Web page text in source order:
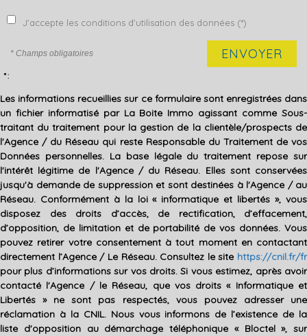
J'accepte les conditions d'utilisation des données (*)
* Champs obligatoires ENVOYER
* :
Les informations recueillies sur ce formulaire sont enregistrées dans
un fichier informatisé par La Boite Immo agissant comme Sous-
traitant du traitement pour la gestion de la clientèle/prospects de
l'Agence / du Réseau qui reste Responsable du Traitement de vos
Données personnelles. La base légale du traitement repose sur
l'intérêt légitime de l'Agence / du Réseau. Elles sont conservées
jusqu'à demande de suppression et sont destinées à l'Agence / au
Réseau. Conformément à la loi « informatique et libertés », vous
disposez des droits d’accès, de rectification, d’effacement,
d’opposition, de limitation et de portabilité de vos données. Vous
pouvez retirer votre consentement à tout moment en contactant
directement l’Agence / Le Réseau. Consultez le site https://cnil.fr/fr
pour plus d’informations sur vos droits. Si vous estimez, après avoir
contacté l'Agence / le Réseau, que vos droits « Informatique et
Libertés » ne sont pas respectés, vous pouvez adresser une
réclamation à la CNIL. Nous vous informons de l’existence de la
liste d'opposition au démarchage téléphonique « Bloctel », sur